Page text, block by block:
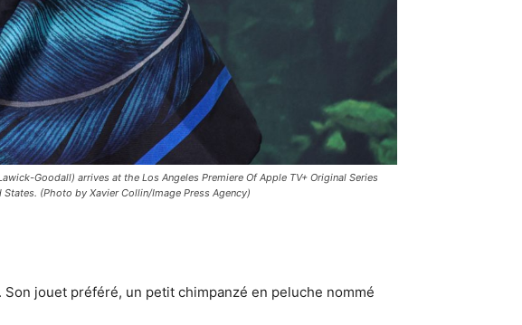
Goodall) arrives at the Los Angeles Premiere Of Apple TV+ Original Series
States. (Photo by Xavier Collin/Image Press Agency)
jouet préféré, un petit chimpanzé en peluche nommé